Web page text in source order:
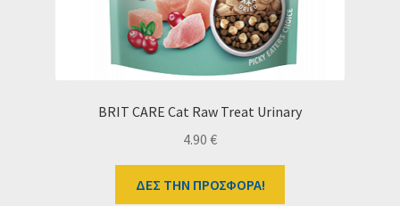
BRIT CARE Cat Raw Treat Urinary
4.90 €
ΔΕΣ ΤΗΝ ΠΡΟΣΦΟΡΑ!